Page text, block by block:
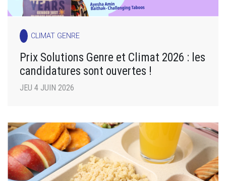
CLIMAT GENRE
Prix Solutions Genre et Climat 2026 : les
candidatures sont ouvertes !
JEU 4 JUIN 2026